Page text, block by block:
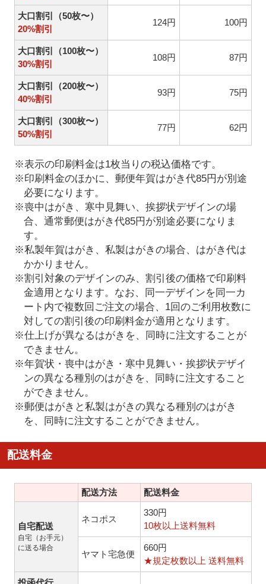
大口割引（50枚〜）
20%割引
124円 100円
大口割引（100枚〜）
30%割引
108円 87円
大口割引（200枚〜）
40%割引
93円 75円
大口割引（300枚〜）
50%割引
77円 62円
※表示の印刷料金は1枚当りの税込価格です。
※印刷料金のほかに、郵便年賀はがき代85円が別途
必要になります。
※喪中はがき、寒中見舞い、挨拶状デザインの場
合、通常郵便はがき代85円が別途必要になりま
す。
※私製年賀はがき、私製はがきの場合、はがき代は
かかりません。
※割引対象のデザインのみ、割引後の価格で印刷料
金適用となります。なお、同一デザインを同一カ
ート内で複数回ご注文の場合、1回のご利用枚数に
対しての割引後の印刷料金が適用となります。
※仕上げが異なるはがきを、同時に注文することが
できません。
※年賀状・喪中はがき・寒中見舞い・挨拶状デザイ
ンの異なる種別のはがきを、同時に注文すること
ができません。
※郵便はがきと私製はがきの異なる種別のはがき
を、同時に注文することができません。
配送料金
配送方法 配送料金
自宅配送
自宅（お手元）
に送る場合
ネコポス
330円
10枚以上送料無料
ヤマト宅急便
660円
★規定枚数以上 送料無料